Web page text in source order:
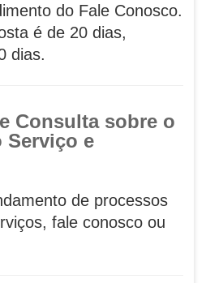
do Fale Conosco.
é de 20 dias,
dias.
Consulta sobre o
Serviço e
de processos
fale conosco ou